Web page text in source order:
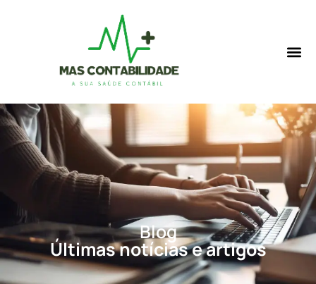
Blog
Últimas notícias e artigos